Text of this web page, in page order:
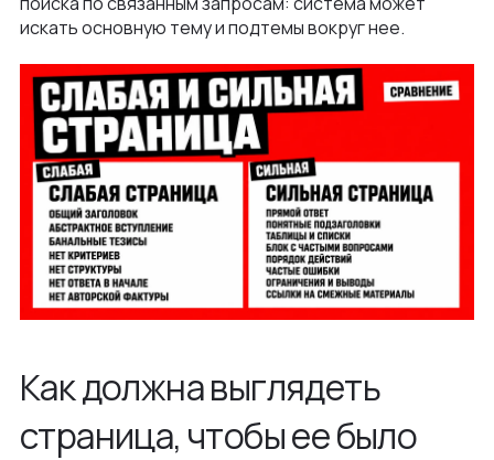
искать основную тему и подтемы вокруг нее.
Как должна выглядеть
страница, чтобы ее было